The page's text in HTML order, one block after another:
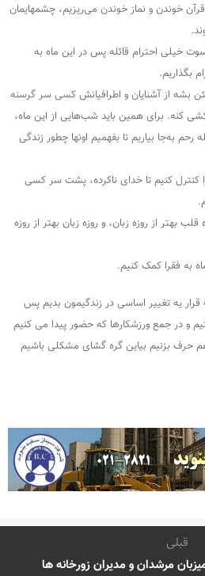
خوندن و نماز خوندن می‌ریزیم، چشمهایمان
خیلی احترام قائله پس در این ماه به
بگذاریم.
بشه از آشنایان و اطرافیانش کسی سر گرسنه
کنه. برای همین باید شب‌هایی از این ماه،
رحم به‌جا بیاریم تا بفهمیم اونها چطور زندگی
کنترل کنیم تا خدای ناکرده، پشت سر کسی
بهتر از روزه زبان، و روزه زبان بهتر از روزه
به فقرا کمک کنیم.
یه تغییر اساسی در زندگیمون بدیم پس
و در جمع ورزشکارها که حضور پیدا می کنیم
حرف بزنیم بیاین گره گشای مشکلی باشیم
قبلی
مرشدان و مدیران زورخانه ها